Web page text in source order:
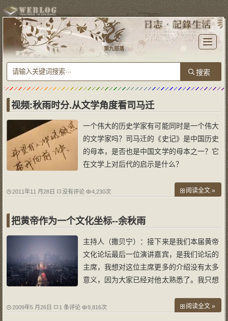
T
o
l
e
n
i
n
第九部落
视频:秋雨时分.从文学角度看司马迁
一个伟大的历史学家有可能同时是一个伟大
的文学家吗？司马迁的《史记》是中国历史
的母本，是否也是中国文学的母本之一？它
在文学上对后代的启示是什么？
2011年11 月28日 没有评论 4,230次 阅读全文 »
把黄帝作为一个文化坐标--余秋雨
主持人（撒贝宁）：接下来是我们本届黄帝
文化论坛最后一位演讲嘉宾，是我们论坛的
主席，我想对这位主席更多的介绍没有太多
意义，因为大家已经对他太熟悉了。我只想
与的中央电视台青年歌手大赛，我们做过收
2009年5 月26日 1 条评论 9,816次 阅读全文 »